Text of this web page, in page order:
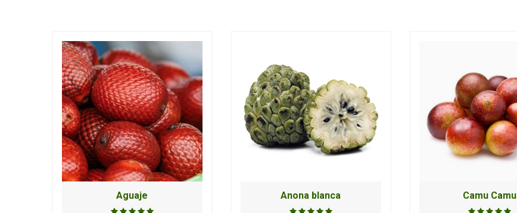
Aguaje Anona blanca Camu Camu